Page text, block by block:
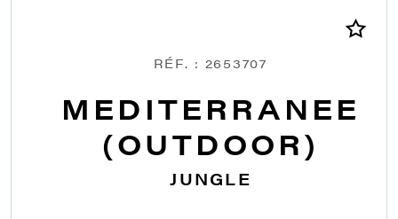
RÉF. : 2653707
MEDITERRANEE
(OUTDOOR)
JUNGLE